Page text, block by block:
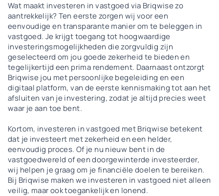
Wat maakt investeren in vastgoed via Briqwise zo
aantrekkelijk? Ten eerste zorgen wij voor een
eenvoudige en transparante manier om te beleggen in
vastgoed. Je krijgt toegang tot hoogwaardige
investeringsmogelijkheden die zorgvuldig zijn
geselecteerd om jou goede zekerheid te bieden en
tegelijkertijd een prima rendement. Daarnaast ontzorgt
Briqwise jou met persoonlijke begeleiding en een
digitaal platform, van de eerste kennismaking tot aan het
afsluiten van je investering, zodat je altijd precies weet
waar je aan toe bent.
Kortom, investeren in vastgoed met Briqwise betekent
dat je investeert met zekerheid en een helder,
eenvoudig proces. Of je nu nieuw bent in de
vastgoedwereld of een doorgewinterde investeerder,
wij helpen je graag om je financiële doelen te bereiken.
Bij Briqwise maken we investeren in vastgoed niet alleen
veilig, maar ook toegankelijk en lonend.